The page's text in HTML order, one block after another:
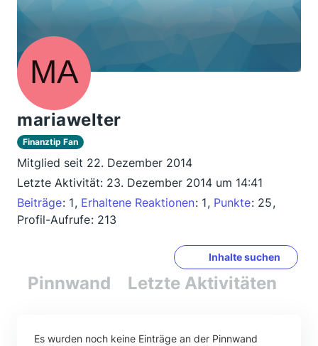
mariawelter
Finanztip Fan
Mitglied seit 22. Dezember 2014
Letzte Aktivität: 23. Dezember 2014 um 14:41
Beiträge 1 Erhaltene Reaktionen 1 Punkte 25
Profil-Aufrufe 213
Inhalte suchen
Pinnwand Letzte Aktivitäten
Es wurden noch keine Einträge an der Pinnwand